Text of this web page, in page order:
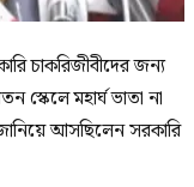
চাকরিজীবীদের জন্য
স্কেলে মহার্ঘ ভাতা না
আসছিলেন সরকারি